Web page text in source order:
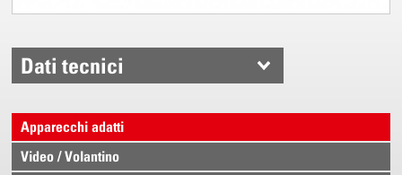
Dati tecnici
Apparecchi adatti
Video / Volantino